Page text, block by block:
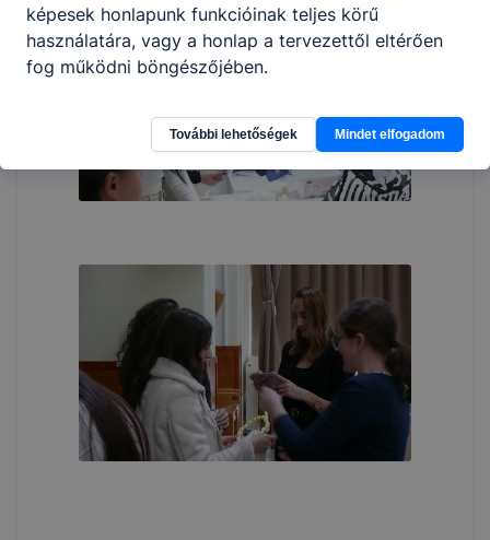
képesek honlapunk funkcióinak teljes körű
használatára, vagy a honlap a tervezettől eltérően
fog működni böngészőjében.
További lehetőségek Mindet elfogadom